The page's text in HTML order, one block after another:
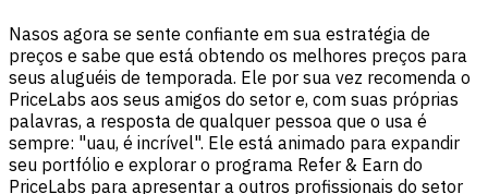
Nasos agora se sente confiante em sua estratégia de
preços e sabe que está obtendo os melhores preços para
seus aluguéis de temporada. Ele por sua vez recomenda o
PriceLabs aos seus amigos do setor e, com suas próprias
palavras, a resposta de qualquer pessoa que o usa é
sempre: "uau, é incrível". Ele está animado para expandir
seu portfólio e explorar o programa Refer & Earn do
PriceLabs para apresentar a outros profissionais do setor